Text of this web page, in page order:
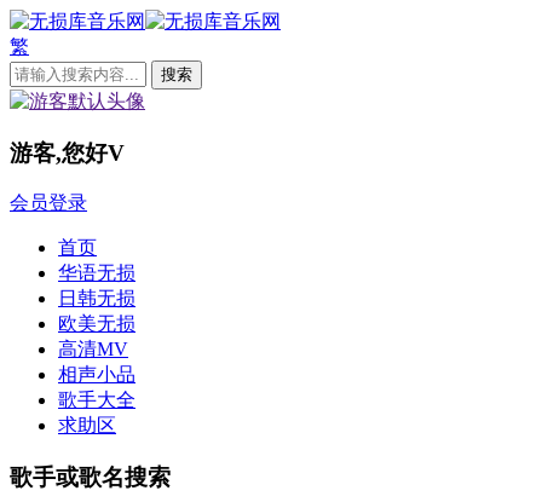
繁
游客,您好V
会员登录
首页
华语无损
日韩无损
欧美无损
高清MV
相声小品
歌手大全
求助区
歌手或歌名搜索